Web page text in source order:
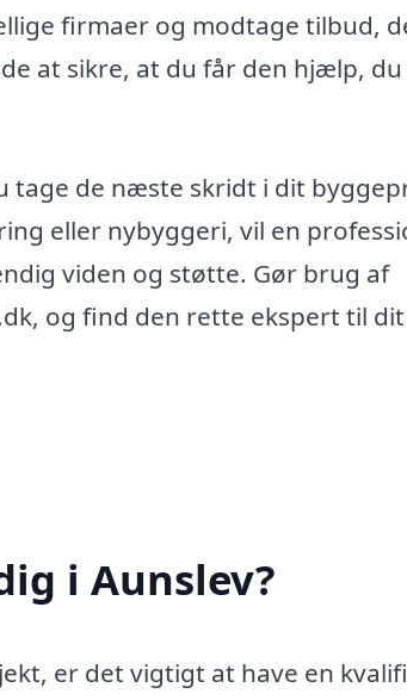
firmaer og modtage tilbud,
at sikre, at du får den hjælp,
tage de næste skridt i dit
eller nybyggeri, vil en
viden og støtte. Gør brug af
og find den rette ekspert til dit
i Aunslev?
er det vigtigt at have en